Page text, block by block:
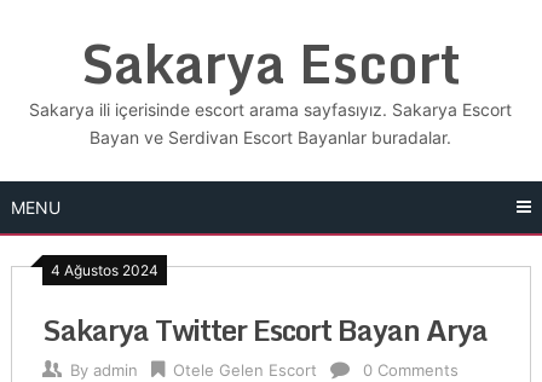
Sakarya Escort
Sakarya ili içerisinde escort arama sayfasıyız. Sakarya Escort
Bayan ve Serdivan Escort Bayanlar buradalar.
MENU
4 Ağustos 2024
Sakarya Twitter Escort Bayan Arya
By admin Otele Gelen Escort 0 Comments